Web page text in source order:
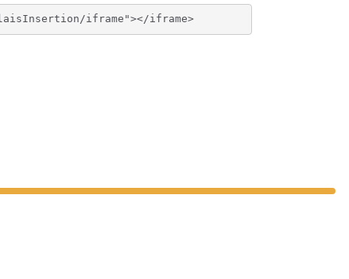
<iframe class="auto-resize" width="100%" scroll="no" frameborder="0" src="https://ess.team/?ChablaisInsertion/iframe"></iframe>